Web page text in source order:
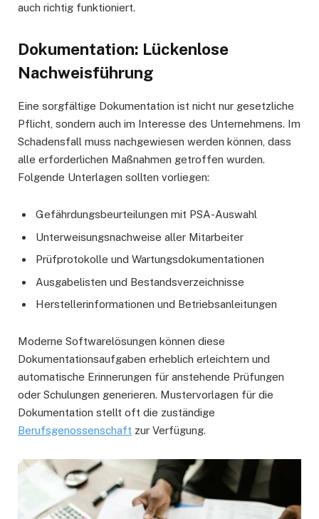
auch richtig funktioniert.
Dokumentation: Lückenlose
Nachweisführung
Eine sorgfältige Dokumentation ist nicht nur gesetzliche
Pflicht, sondern auch im Interesse des Unternehmens. Im
Schadensfall muss nachgewiesen werden können, dass
alle erforderlichen Maßnahmen getroffen wurden.
Folgende Unterlagen sollten vorliegen:
Gefährdungsbeurteilungen mit PSA-Auswahl
Unterweisungsnachweise aller Mitarbeiter
Prüfprotokolle und Wartungsdokumentationen
Ausgabelisten und Bestandsverzeichnisse
Herstellerinformationen und Betriebsanleitungen
Moderne Softwarelösungen können diese
Dokumentationsaufgaben erheblich erleichtern und
automatische Erinnerungen für anstehende Prüfungen
oder Schulungen generieren. Mustervorlagen für die
Dokumentation stellt oft die zuständige
Berufsgenossenschaft zur Verfügung.